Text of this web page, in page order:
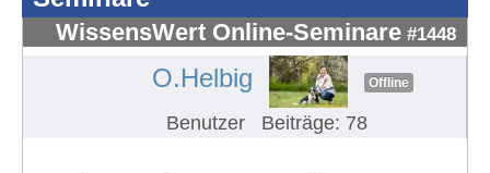
WissensWert Online-Seminare #1448
O.Helbig Offline
Benutzer Beiträge: 78